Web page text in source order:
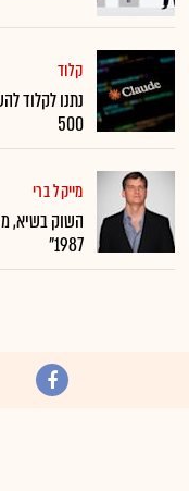
קלוד
500
מייקל ברי
השוק בשיא,
1987"